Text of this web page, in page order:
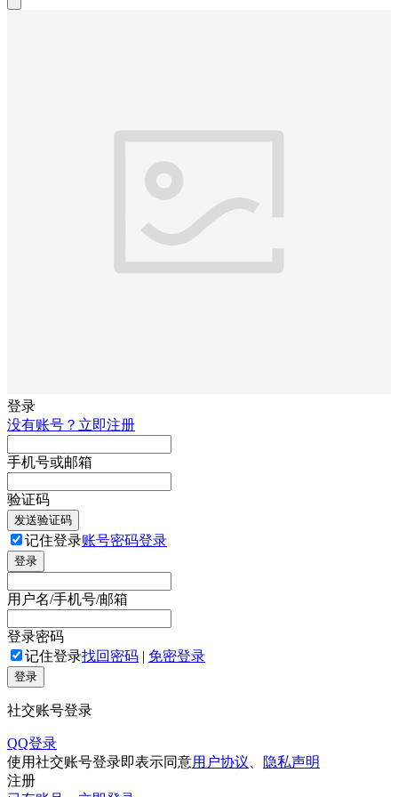
登录
没有账号？立即注册
手机号或邮箱
验证码
发送验证码
记住登录账号密码登录
登录
用户名/手机号/邮箱
登录密码
记住登录找回密码 | 免密登录
登录
社交账号登录
QQ登录
使用社交账号登录即表示同意用户协议
隐私声明
注册